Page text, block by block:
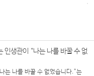
인생관이 “나는 나를 바꿀 수 없
는 나를 바꿀 수 없었습니다.”는